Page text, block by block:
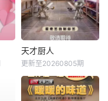
天才厨人
更新至20260805期